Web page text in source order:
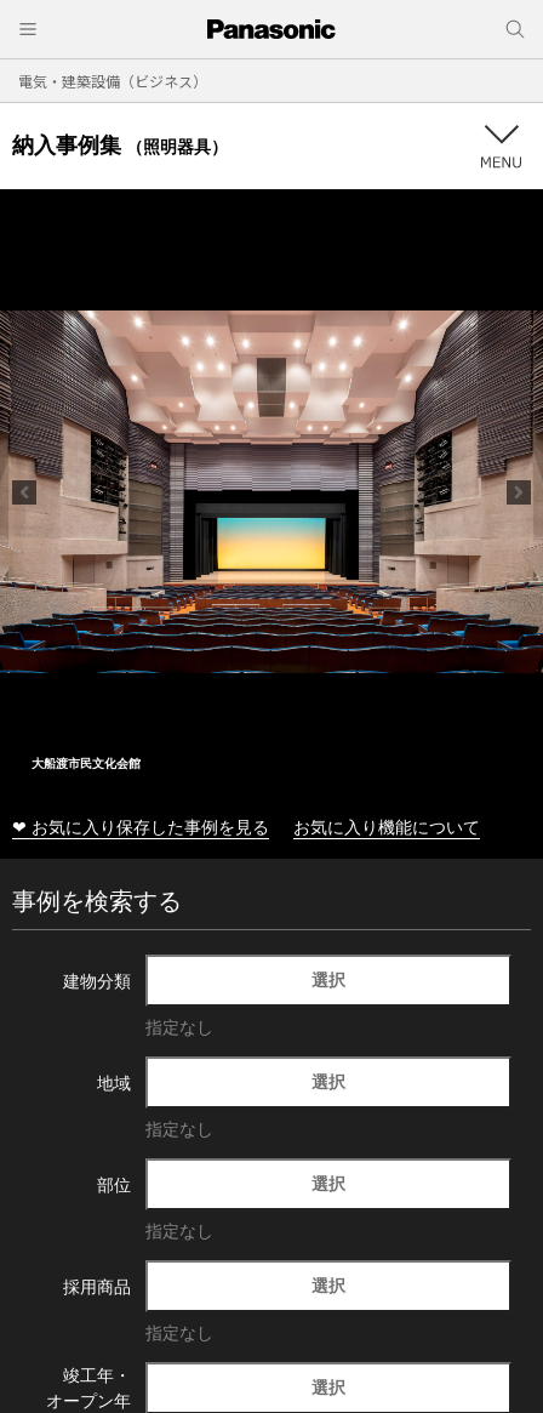
電気・建築設備（ビジネス）
納入事例集 （照明器具）
大船渡市民文化会館
❤ お気に入り保存した事例を見る お気に入り機能について
事例を検索する
建物分類 選択
指定なし
地域 選択
指定なし
部位 選択
指定なし
採用商品 選択
指定なし
竣工年・
オープン年
選択